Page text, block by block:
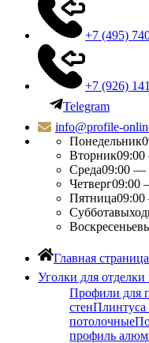
+7 (495)
+7 (926)
Telegram
info@profile-
Понедельник
Вторник
Среда09:00 —
Четверг09:00
Пятница
Суббота
Воскресенье
Главная страница
Уголки для отделки
Профили для
стенПлинтуса
потолочные
профиль